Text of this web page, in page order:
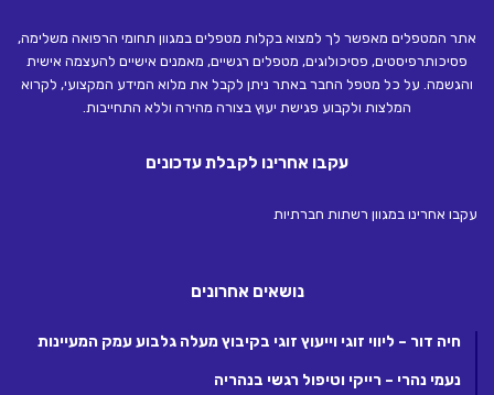
אתר המטפלים מאפשר לך למצוא בקלות מטפלים במגוון תחומי הרפואה משלימה,
פסיכותרפיסטים, פסיכולוגים, מטפלים רגשיים, מאמנים אישיים להעצמה אישית
והגשמה. על כל מטפל החבר באתר ניתן לקבל את מלוא המידע המקצועי, לקרוא
המלצות ולקבוע פגישת יעוץ בצורה מהירה וללא התחייבות.
עקבו אחרינו לקבלת עדכונים
עקבו אחרינו במגוון רשתות חברתיות
נושאים אחרונים
חיה דור – ליווי זוגי וייעוץ זוגי בקיבוץ מעלה גלבוע עמק המעיינות
נעמי נהרי – רייקי וטיפול רגשי בנהריה